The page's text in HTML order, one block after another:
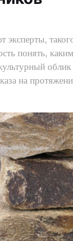
эксперты,
понять,
на